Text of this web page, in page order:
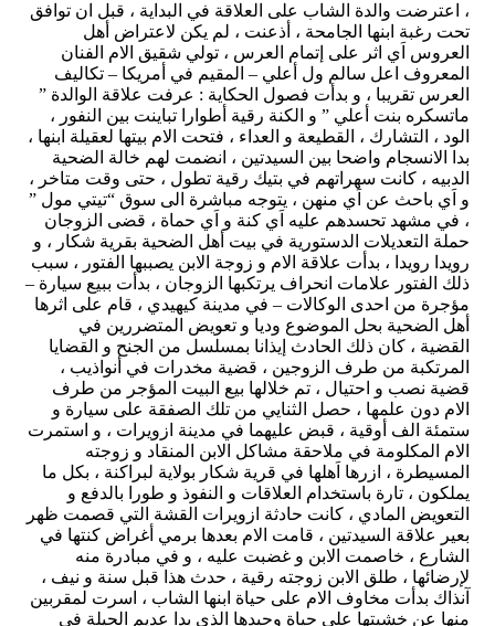
، اعترضت والدة الشاب على العلاقة في البداية ، قبل ان توافق
تحت رغبة ابنها الجامحة ، أذعنت ، لم يكن لاعتراض أهل
العروس اَي اثر على إتمام العرس ، تولي شقيق الام الفنان
المعروف اعل سالم ول أعلي – المقيم في أمريكا – تكاليف
العرس تقريبا ، و بدأت فصول الحكاية : عرفت علاقة الوالدة ”
ماتسكره بنت أعلي ” و الكنة رقية أطوارا تباينت بين النفور ،
الود ، التشارك ، القطيعة و العداء ، فتحت الام بيتها لعقيلة ابنها ،
بدا الانسجام واضحا بين السيدتين ، انضمت لهم خالة الضحية
الدبيه ، كانت سهراتهم في بتيك رقية تطول ، حتى وقت متاخر ،
و اَي باحث عن اَي منهن ، يتوجه مباشرة الى سوق “تيتي مول ”
، في مشهد تحسدهم عليه اَي كنة و اَي حماة ، قضى الزوجان
حملة التعديلات الدستورية في بيت أهل الضحية بقرية شكار ، و
رويدا رويدا ، بدأت علاقة الام و زوجة الابن يصببها الفتور ، سبب
ذلك الفتور علامات انحراف يرتكبها الزوجان ، بدأت ببيع سيارة –
مؤجرة من احدى الوكالات – في مدينة كيهيدي ، قام على اثرها
أهل الضحية بحل الموضوع وديا و تعويض المتضررين في
القضية ، كان ذلك الحادث إيذانا بمسلسل من الجنح و القضايا
المرتكبة من طرف الزوجين ، قضية مخدرات في أنواذيب ،
قضية نصب و احتيال ، تم خلالها بيع البيت المؤجر من طرف
الام دون علمها ، حصل الثنايي من تلك الصفقة على سيارة و
ستمئة الف أوقية ، قبض عليهما في مدينة ازويرات ، و استمرت
الام المكلومة في ملاحقة مشاكل الابن المنقاد و زوجته
المسيطرة ، ازرها اَهلها في قرية شكار بولاية لبراكنة ، بكل ما
يملكون ، تارة باستخدام العلاقات و النفوذ و طورا بالدفع و
التعويض المادي ، كانت حادثة ازويرات القشة التي قصمت ظهر
بعير علاقة السيدتين ، قامت الام بعدها برمي أغراض كنتها في
الشارع ، خاصمت الابن و غضبت عليه ، و في مبادرة منه
لإرضائها ، طلق الابن زوجته رقية ، حدث هذا قبل سنة و نيف ،
آنذاك بدأت مخاوف الام على حياة ابنها الشاب ، اسرت لمقربين
منها عن خشيتها على حياة وحيدها الذي بدا عديم الحيلة في